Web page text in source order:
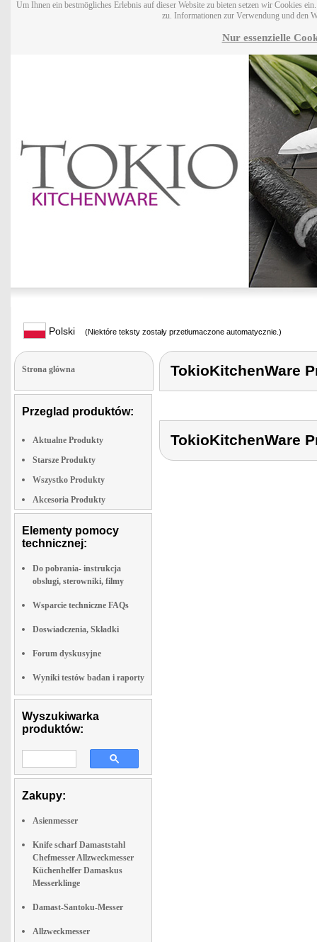
Um Ihnen ein bestmögliches Erlebnis auf dieser Website zu bieten setzen wir Cookies
zu. Informationen zur Verwendung und den
Nur essenzielle
Polski (Niektóre teksty zostały przetłumaczone automatycznie.)
Strona glówna
Przeglad produktów:
Aktualne Produkty
Starsze Produkty
Wszystko Produkty
Akcesoria Produkty
Elementy pomocy
technicznej:
Do pobrania- instrukcja
obslugi, sterowniki, filmy
Wsparcie techniczne FAQs
Doswiadczenia, Składki
Forum dyskusyjne
Wyniki testów badan i raporty
Wyszukiwarka
produktów:
Zakupy:
Asienmesser
Knife scharf Damaststahl
Chefmesser Allzweckmesser
Küchenhelfer Damaskus
Messerklinge
Damast-Santoku-Messer
Allzweckmesser
TokioKitchenWare
TokioKitchenWare